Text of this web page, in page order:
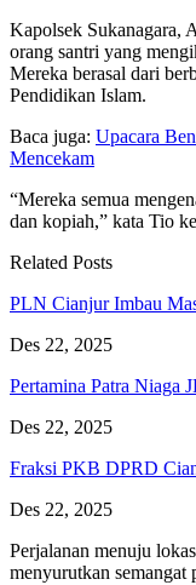
Kapolsek Sukanagara,
orang santri yang
Mereka berasal dari
Pendidikan Islam.
Baca juga: Upacara
Mencekam
“Mereka semua
dan kopiah,” kata Tio
Related Posts
PLN Cianjur Imbau
Des 22, 2025
Pertamina Patra Niaga
Des 22, 2025
Fraksi PKB DPRD
Des 22, 2025
Perjalanan menuju
menyurutkan semangat